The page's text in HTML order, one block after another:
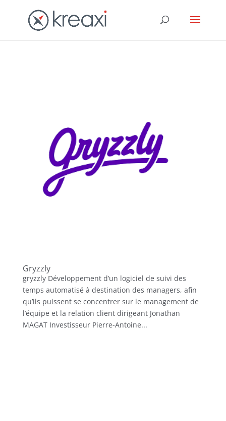
Gryzzly
gryzzly Développement d’un logiciel de suivi des
temps automatisé à destination des managers, afin
qu’ils puissent se concentrer sur le management de
l’équipe et la relation client dirigeant Jonathan
MAGAT Investisseur Pierre-Antoine...